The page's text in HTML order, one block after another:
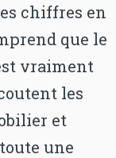
chiffres en
que le
vraiment
les
et
une